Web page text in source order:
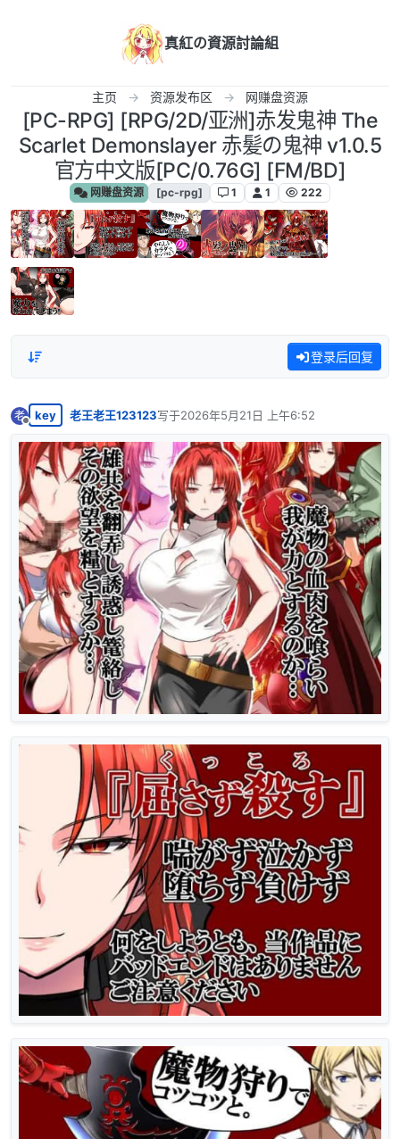
真紅の資源討論組
主页 资源发布区 网赚盘资源
[PC-RPG] [RPG/2D/亚洲]赤发鬼神 The
Scarlet Demonslayer 赤髪の鬼神 v1.0.5
官方中文版[PC/0.76G] [FM/BD]
网赚盘资源 [pc-rpg] 1 1 222
登录后回复
老
离线
key 老王老王123123写于2026年5月21日 上午6:52
最后由 编辑